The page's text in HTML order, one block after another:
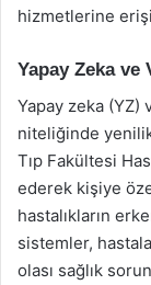
hizmetlerine
Yapay Zeka ve
Yapay zeka (YZ)
niteliğinde
Tıp Fakültesi
ederek kişiye
hastalıkların
sistemler,
olası sağlık